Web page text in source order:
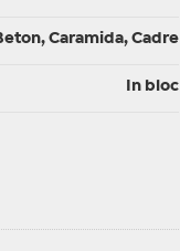
Caramida, Cadre
In bloc